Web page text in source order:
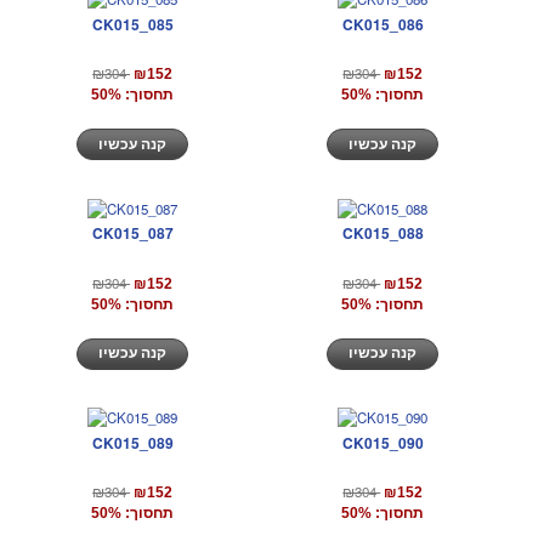
CK015_085
₪304 ₪152
תחסוך: 50%
CK015_086
₪304 ₪152
תחסוך: 50%
CK015_087
₪304 ₪152
תחסוך: 50%
CK015_088
₪304 ₪152
תחסוך: 50%
CK015_089
₪304 ₪152
תחסוך: 50%
CK015_090
₪304 ₪152
תחסוך: 50%